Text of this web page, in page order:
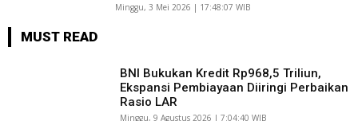
Minggu, 3 Mei 2026 | 17:48:07 WIB
MUST READ
BNI Bukukan Kredit Rp968,5 Triliun,
Ekspansi Pembiayaan Diiringi Perbaikan
Rasio LAR
Minggu, 9 Agustus 2026 | 7:04:40 WIB